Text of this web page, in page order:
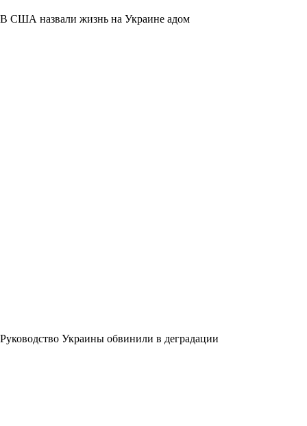
В США назвали жизнь на Украине адом
Руководство Украины обвинили в деградации